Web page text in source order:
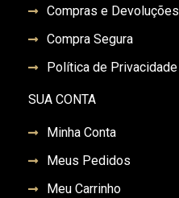
Compras e Devoluções
Compra Segura
Política de Privacidade
SUA CONTA
Minha Conta
Meus Pedidos
Meu Carrinho